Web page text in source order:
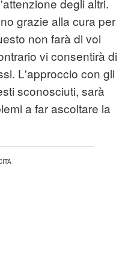
degli altri.
grazie alla cura per
non farà di voi
vi consentirà di
L'approccio con gli
sconosciuti, sarà
a far ascoltare la